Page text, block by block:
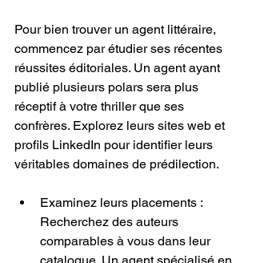
Pour bien trouver un agent littéraire,
commencez par étudier ses récentes
réussites éditoriales. Un agent ayant
publié plusieurs polars sera plus
réceptif à votre thriller que ses
confrères. Explorez leurs sites web et
profils LinkedIn pour identifier leurs
véritables domaines de prédilection.
Examinez leurs placements :
Recherchez des auteurs
comparables à vous dans leur